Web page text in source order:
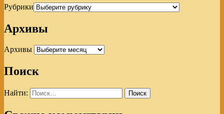
Рубрики
Архивы
Архивы
Поиск
Найти: